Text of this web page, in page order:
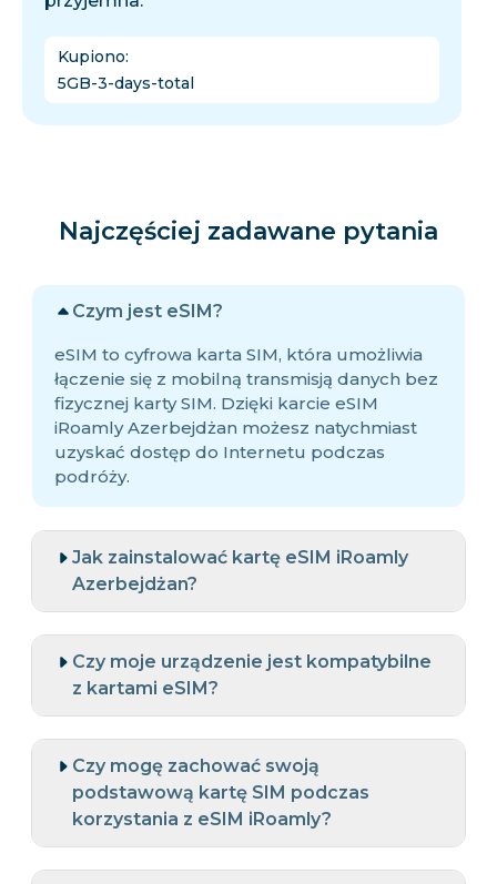
Kupiono:
5GB-3-days-total
Najczęściej zadawane pytania
Czym jest eSIM?
eSIM to cyfrowa karta SIM, która umożliwia
łączenie się z mobilną transmisją danych bez
fizycznej karty SIM. Dzięki karcie eSIM
iRoamly Azerbejdżan możesz natychmiast
uzyskać dostęp do Internetu podczas
podróży.
Jak zainstalować kartę eSIM iRoamly
Azerbejdżan?
Czy moje urządzenie jest kompatybilne
z kartami eSIM?
Czy mogę zachować swoją
podstawową kartę SIM podczas
korzystania z eSIM iRoamly?